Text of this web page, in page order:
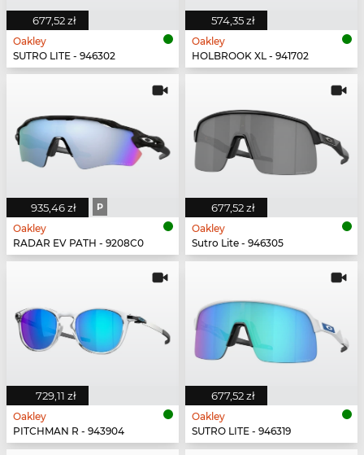
677,52 zł
Oakley
SUTRO LITE - 946302
574,35 zł
Oakley
HOLBROOK XL - 941702
935,46 zł P
Oakley
RADAR EV PATH - 9208C0
677,52 zł
Oakley
Sutro Lite - 946305
729,11 zł
Oakley
PITCHMAN R - 943904
677,52 zł
Oakley
SUTRO LITE - 946319